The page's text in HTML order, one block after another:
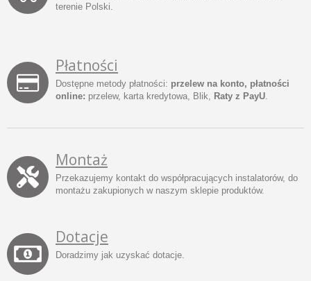
terenie Polski.
Płatności
Dostępne metody płatności: przelew na konto, płatności
online: przelew, karta kredytowa, Blik, Raty z PayU.
Montaż
Przekazujemy kontakt do współpracujących instalatorów, do
montażu zakupionych w naszym sklepie produktów.
Dotacje
Doradzimy jak uzyskać dotacje.